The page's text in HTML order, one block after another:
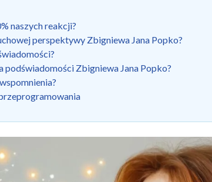
naszych reakcji?
perspektywy Zbigniewa Jana Popko?
Zbigniewa Jana Popko?